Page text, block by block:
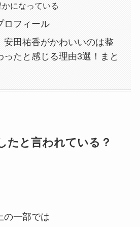
になっている
ロフィール
安田祐香がかわいいのは整
ったと感じる理由3選！まと
たと言われている？
の一部では